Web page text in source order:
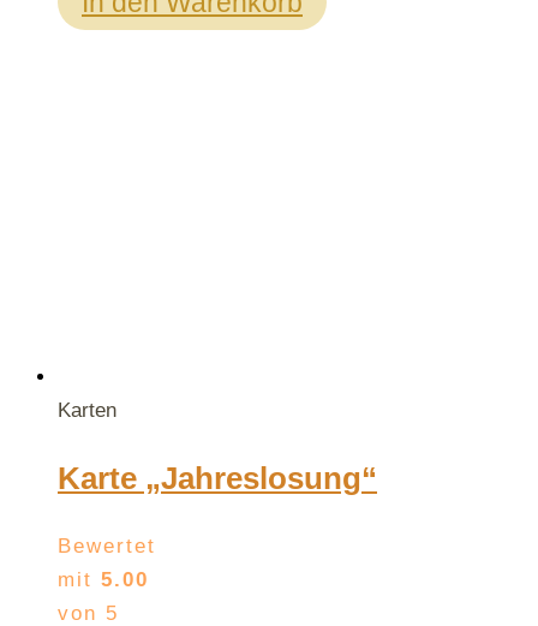
Karten
Karte „Jahreslosung“
Bewertet
mit 5.00
von 5